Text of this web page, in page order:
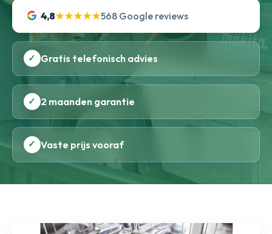
4,8★★★★★568 Google reviews
✓ Gratis telefonisch advies
✓ 2 maanden garantie
✓ Vaste prijs vooraf